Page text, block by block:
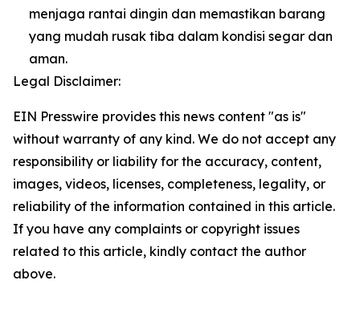
menjaga rantai dingin dan memastikan barang
yang mudah rusak tiba dalam kondisi segar dan
aman.
Legal Disclaimer:
EIN Presswire provides this news content "as is"
without warranty of any kind. We do not accept any
responsibility or liability for the accuracy, content,
images, videos, licenses, completeness, legality, or
reliability of the information contained in this article.
If you have any complaints or copyright issues
related to this article, kindly contact the author
above.